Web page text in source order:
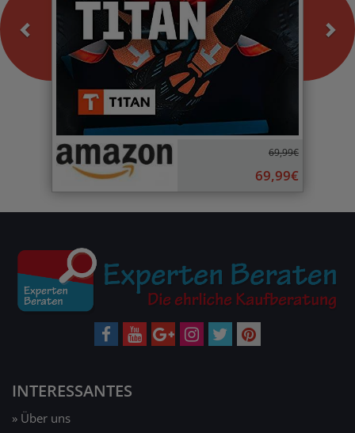
69,99€
69,99€
INTERESSANTES
» Über uns